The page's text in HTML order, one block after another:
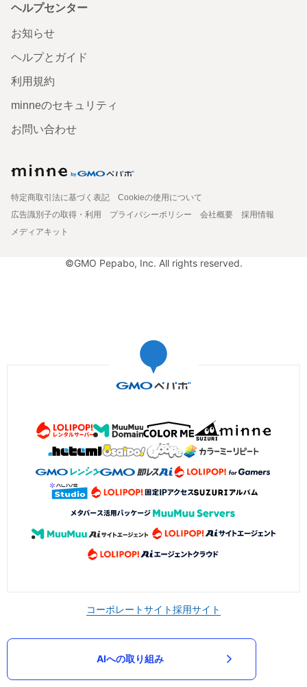
ヘルプセンター
お知らせ
ヘルプとガイド
利用規約
minneのセキュリティ
お問い合わせ
特定商取引法に基づく表記
Cookieの使用について
広告識別子の取得・利用
プライバシーポリシー 会社概要
採用情報
メディアキット
©GMO Pepabo, Inc. All rights reserved.
コーポレートサイト採用サイト
AIへの取り組み